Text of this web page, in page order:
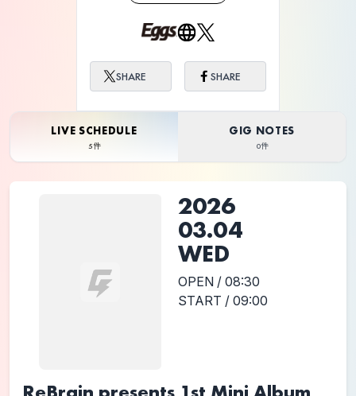
SHARE SHARE
LIVE SCHEDULE
5件
GIG NOTES
0件
2026
03.04
WED
OPEN / 08:30
START / 09:00